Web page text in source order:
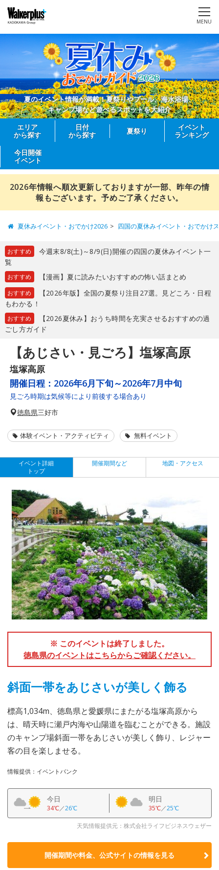
MENU
夏のイベント情報が満載！夏祭りやプール、海水浴場、
キャンプ場など遊べるスポットを大紹介
エリア
から探す
日付
から探す
夏祭り
イベント
ランキング
今日開催
イベント
2026年情報へ順次更新しておりますが一部、昨年の情
報もございます。予めご了承ください。
夏休みイベント・おでかけ2026 四国の夏休みイベント・おでかけ
おすすめ
今週末8/8(土)～8/9(日)開催の四国の夏休みイベント一
覧
おすすめ 【漫画】夏に読みたいおすすめの怖い話まとめ
おすすめ
【2026年版】全国の夏祭り注目27選。見どころ・日程
もわかる！
おすすめ
【2026夏休み】おうち時間を充実させるおすすめの過
ごし方ガイド
【あじさい・見ごろ】塩塚高原
塩塚高原
開催日程： 2026年6月下旬～2026年7月中旬
見ごろ時期は気候等により前後する場合あり
徳島県三好市
体験イベント・アクティビティ 無料イベント
イベント詳細
トップ
開催期間など 地図・アクセス
※ このイベントは終了しました。
徳島県のイベントはこちらからご確認ください。
斜面一帯をあじさいが美しく飾る
標高1,034m、徳島県と愛媛県にまたがる塩塚高原から
は、晴天時に瀬戸内海や山陽道を臨むことができる。施設
のキャンプ場斜面一帯をあじさいが美しく飾り、レジャー
客の目を楽しませる。
情報提供：イベントバンク
今日
34℃／26℃
明日
35℃／25℃
天気情報提供元：株式会社ライフビジネスウェザー
開催期間や料金、公式サイトの情報を見る